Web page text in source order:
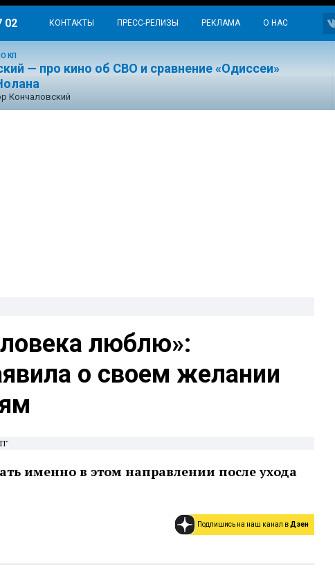
02 КОНТАКТЫ ПРЕСС-РЕЛИЗЫ РЕКЛАМА О НАС
КП
— про кино об СВО и сравнение «Одиссеи»
Кончаловский
люблю»:
о своем желании
именно в этом направлении после ухода
Подпишись на наш канал вДзен